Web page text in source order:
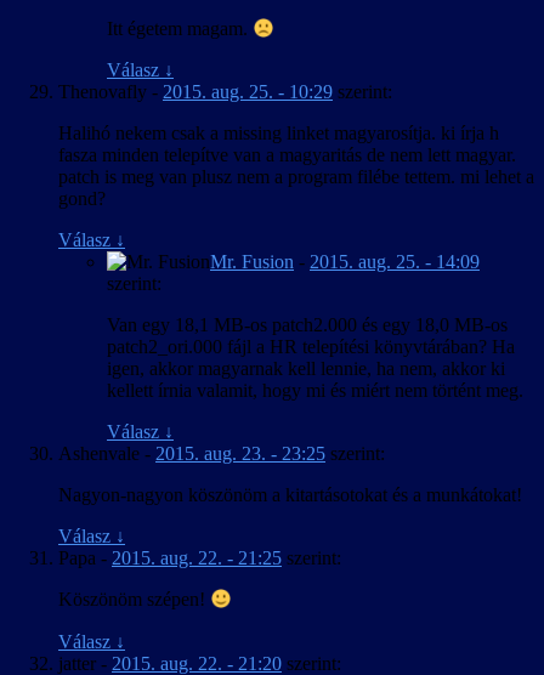
Itt égetem magam.
Válasz ↓
Thenovafly - 2015. aug. 25. - 10:29 szerint:
Halihó nekem csak a missing linket magyarosítja. ki írja h
fasza minden telepítve van a magyaritás de nem lett magyar.
patch is meg van plusz nem a program filébe tettem. mi lehet a
gond?
Válasz ↓
Mr. Fusion - 2015. aug. 25. - 14:09
szerint:
Van egy 18,1 MB-os patch2.000 és egy 18,0 MB-os
patch2_ori.000 fájl a HR telepítési könyvtárában? Ha
igen, akkor magyarnak kell lennie, ha nem, akkor ki
kellett írnia valamit, hogy mi és miért nem történt meg.
Válasz ↓
Ashenvale - 2015. aug. 23. - 23:25 szerint:
Nagyon-nagyon köszönöm a kitartásotokat és a munkátokat!
Válasz ↓
Papa - 2015. aug. 22. - 21:25 szerint:
Köszönöm szépen!
Válasz ↓
jatter - 2015. aug. 22. - 21:20 szerint: